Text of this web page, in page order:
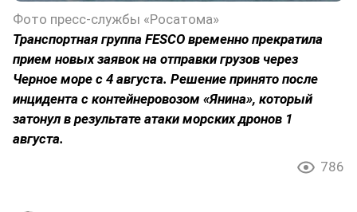
Фото пресс-службы «Росатома»
Транспортная группа FESCO временно прекратила
прием новых заявок на отправки грузов через
Черное море с 4 августа. Решение принято после
инцидента с контейнеровозом «Янина», который
затонул в результате атаки морских дронов 1
августа.
786